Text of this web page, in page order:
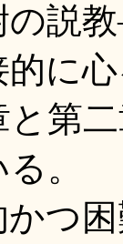
の説
に
第
。
つ